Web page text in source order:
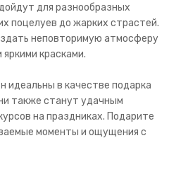
для разнообразных
поцелуев до жарких страстей.
неповторимую атмосферу
красками.
идеальны в качестве подарка
также станут удачным
на праздниках. Подарите
моменты и ощущения с